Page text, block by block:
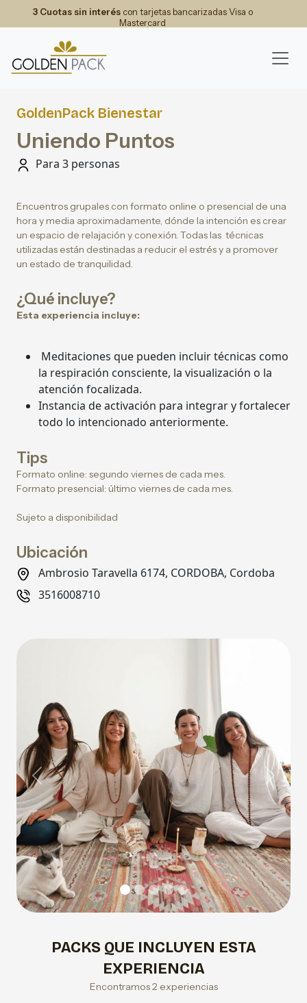
3 Cuotas sin interéscon tarjetas bancarizadas Visa o
Mastercard
GoldenPack Bienestar
Uniendo Puntos
Para 3 personas
Encuentros grupales con formato online o presencial de una
hora y media aproximadamente, dónde la intención es crear
un espacio de relajación y conexión. Todas las técnicas
utilizadas están destinadas a reducir el estrés y a promover
un estado de tranquilidad.
¿Qué incluye?
Esta experiencia incluye:
Meditaciones que pueden incluir técnicas como
la respiración consciente, la visualización o la
atención focalizada.
Instancia de activación para integrar y fortalecer
todo lo intencionado anteriormente.
Tips
Formato online: segundo viernes de cada mes.
Formato presencial: último viernes de cada mes.
Sujeto a disponibilidad
Ubicación
Ambrosio Taravella 6174, CORDOBA, Cordoba
3516008710
Previous Next
PACKS QUE INCLUYEN ESTA
EXPERIENCIA
Encontramos 2 experiencias